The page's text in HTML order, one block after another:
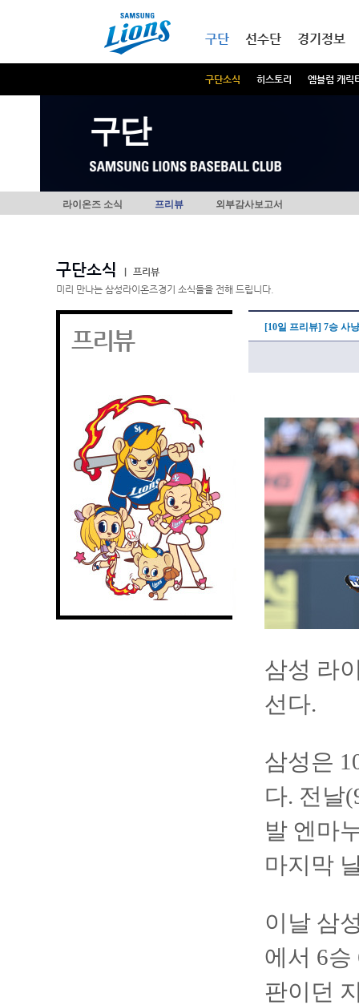
구단
구단소식 히스토리 엠블럼 캐릭
선수단 경기정보
구단
라이온즈 소식 프리뷰 외부감사보고서
구단소식
프리뷰
미리 만나는 삼성라이온즈경기 소식들을 전해 드립니다.
프리뷰 [10일 프리뷰] 7승 사
삼성 라
선다.
삼성은
다. 전날
발 엔마
마지막
이날 삼
에서 6승
판이던